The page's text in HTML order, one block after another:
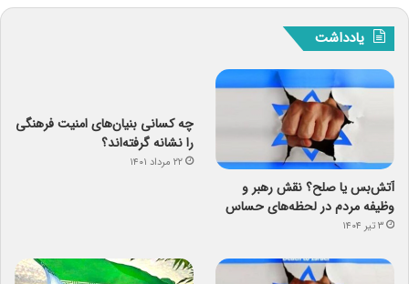
یادداشت
آتش‌بس یا صلح؟ نقش رهبر و
وظیفه مردم در لحظه‌های حساس
۳ تیر ۱۴۰۴
چه کسانی بنیان‌های امنیت فرهنگی
را نشانه گرفته‌اند؟
۲۲ مرداد ۱۴۰۱